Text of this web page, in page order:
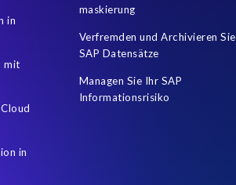
in
mit
in
maskierung
Verfremden und Archivieren Sie
SAP Datensätze
Managen Sie Ihr SAP
Informationsrisiko